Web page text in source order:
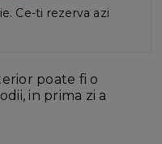
Ce-ti rezerva azi
poate fi o
in prima zi a